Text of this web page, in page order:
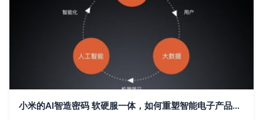
小米的AI智造密码 软硬服一体，如何重塑智能电子产品开发